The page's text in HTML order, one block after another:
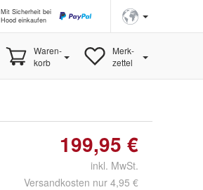
Mit Sicherheit bei
Hood einkaufen
Waren-
korb
Merk-
zettel
199,95 €
inkl. MwSt.
Versandkosten nur 4,95 €